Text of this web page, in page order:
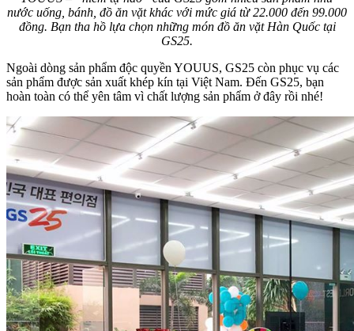
nước uống, bánh, đồ ăn vặt khác với mức giá từ 22.000 đến 99.000
đồng. Bạn tha hồ lựa chọn những món đồ ăn vặt Hàn Quốc tại
GS25.
Ngoài dòng sản phẩm độc quyền YOUUS, GS25 còn phục vụ các
sản phẩm được sản xuất khép kín tại Việt Nam. Đến GS25, bạn
hoàn toàn có thể yên tâm vì chất lượng sản phẩm ở đây rồi nhé!